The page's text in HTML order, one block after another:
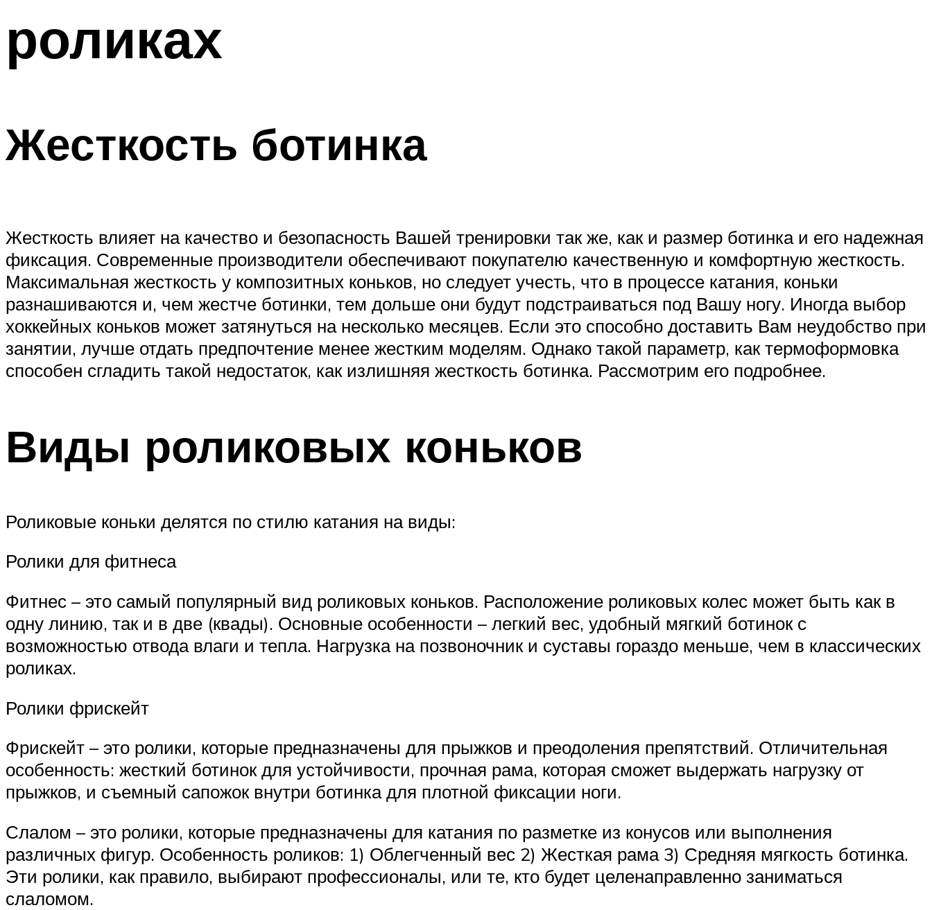
роликах
Жесткость ботинка
Жесткость влияет на качество и безопасность Вашей тренировки так же, как и размер ботинка и его надежная
фиксация. Современные производители обеспечивают покупателю качественную и комфортную жесткость.
Максимальная жесткость у композитных коньков, но следует учесть, что в процессе катания, коньки
разнашиваются и, чем жестче ботинки, тем дольше они будут подстраиваться под Вашу ногу. Иногда выбор
хоккейных коньков может затянуться на несколько месяцев. Если это способно доставить Вам неудобство при
занятии, лучше отдать предпочтение менее жестким моделям. Однако такой параметр, как термоформовка
способен сгладить такой недостаток, как излишняя жесткость ботинка. Рассмотрим его подробнее.
Виды роликовых коньков
Роликовые коньки делятся по стилю катания на виды:
Ролики для фитнеса
Фитнес – это самый популярный вид роликовых коньков. Расположение роликовых колес может быть как в
одну линию, так и в две (квады). Основные особенности – легкий вес, удобный мягкий ботинок с
возможностью отвода влаги и тепла. Нагрузка на позвоночник и суставы гораздо меньше, чем в классических
роликах.
Ролики фрискейт
Фрискейт – это ролики, которые предназначены для прыжков и преодоления препятствий. Отличительная
особенность: жесткий ботинок для устойчивости, прочная рама, которая сможет выдержать нагрузку от
прыжков, и съемный сапожок внутри ботинка для плотной фиксации ноги.
Слалом – это ролики, которые предназначены для катания по разметке из конусов или выполнения
различных фигур. Особенность роликов: 1) Облегченный вес 2) Жесткая рама 3) Средняя мягкость ботинка.
Эти ролики, как правило, выбирают профессионалы, или те, кто будет целенаправленно заниматься
слаломом.